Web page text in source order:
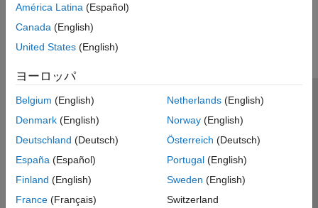
América Latina (Español)
Canada (English)
United States (English)
ヨーロッパ
Belgium (English)
Denmark (English)
Deutschland (Deutsch)
España (Español)
Finland (English)
France (Français)
Netherlands(English)
Norway(English)
Österreich (Deutsch)
Portugal(English)
Sweden (English)
Switzerland
トラストセンター
プライバシー ポリシー
違法コピー防止
アプリケーション ステータス
© 1994-2026 The MathWorks, Inc.